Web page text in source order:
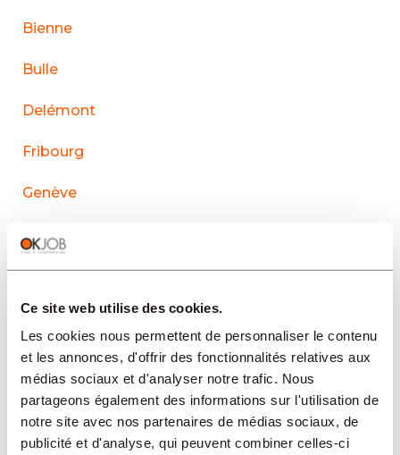
Ce site web utilise des cookies.
Les cookies nous permettent de personnaliser le contenu
et les annonces, d'offrir des fonctionnalités relatives aux
médias sociaux et d'analyser notre trafic. Nous
partageons également des informations sur l'utilisation de
notre site avec nos partenaires de médias sociaux, de
publicité et d'analyse, qui peuvent combiner celles-ci
Bienne
Bulle
Delémont
Fribourg
Genève
La Chaux-de-Fonds
Lausanne
Le Sentier
Neuchâtel
Soleure
Yverdon-les-Bains